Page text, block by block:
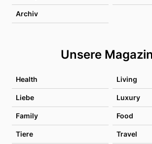
Archiv
Unsere
Health Living
Liebe Luxury
Family Food
Tiere Travel